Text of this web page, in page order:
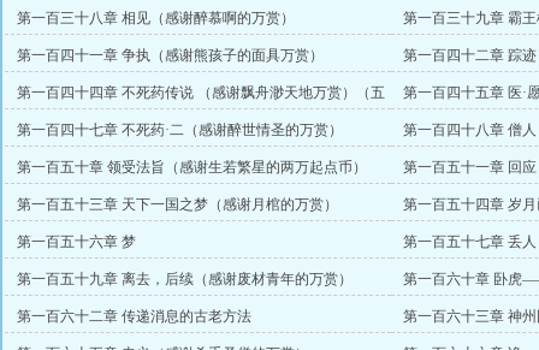
币）（大章整理思路）
第一百三十八章 相见（感谢醉慕啊的万赏） 第一百三十九章 霸
第一百四十一章 争执（感谢熊孩子的面具万赏）
第一百四十二章 踪
万起点币）
第一百四十四章 不死药传说 （感谢飘舟渺天地万赏）（五
千字大章求订阅）
第一百四十五章 医·
第一百四十七章 不死药·二（感谢醉世情圣的万赏） 第一百四十八章 僧
第一百五十章 领受法旨（感谢生若繁星的两万起点币） 第一百五十一章 回
第一百五十三章 天下一国之梦（感谢月棺的万赏）
第一百五十四章 岁
主）
第一百五十六章 梦 第一百五十七章 丢
第一百五十九章 离去，后续（感谢废材青年的万赏） 第一百六十章 卧虎
第一百六十二章 传递消息的古老方法 第一百六十三章 神